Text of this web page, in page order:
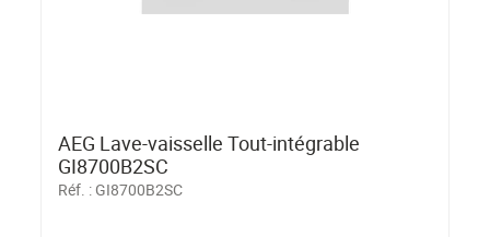
AEG Lave-vaisselle Tout-intégrable
GI8700B2SC
Réf. : GI8700B2SC